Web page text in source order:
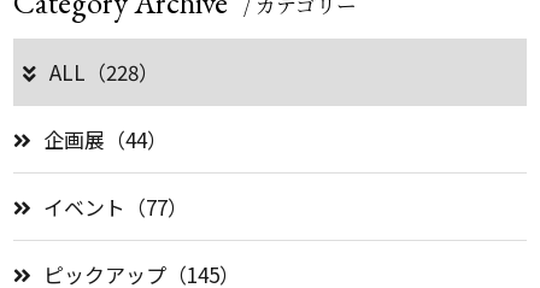
ALL（228）
企画展（44）
イベント（77）
ピックアップ（145）